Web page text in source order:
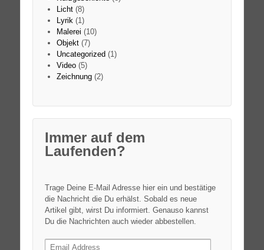
Licht(8)
Lyrik(1)
Malerei (10)
Objekt(7)
Uncategorized (1)
Video(5)
Zeichnung(2)
Immer auf dem
Laufenden?
Trage Deine E-Mail Adresse hier ein und bestätige
die Nachricht die Du erhälst. Sobald es neue
Artikel gibt, wirst Du informiert. Genauso kannst
Du die Nachrichten auch wieder abbestellen.
Email